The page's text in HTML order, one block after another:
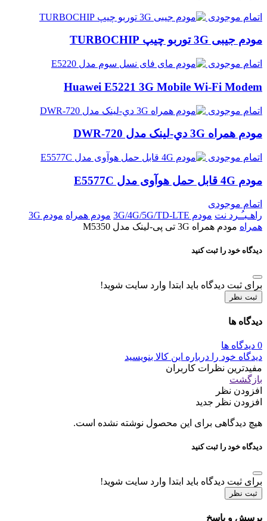
اتمام موجودی
مودم جیبی 3G توربو چیپ TURBOCHIP
اتمام موجودی
Huawei E5221 3G Mobile Wi-Fi Modem
اتمام موجودی
مودم همراه 3G دي-لينک مدل DWR-720
اتمام موجودی
مودم 4G قابل حمل هوآوی مدل E5577C
اتمام موجودی
راهـبـُـرد نت مودم 3G/4G/5G/TD-LTE مودم همراه
مودم 3G
همراه مودم همراه 3G تی پی-لینک مدل M5350
دیدگاه خود را ثبت کنید
برای ثبت دیدگاه باید ابتدا وارد سایت شوید!
ثبت نظر
دیدگاه ها
0 دیدگاه ها
دیدگاه خود را درباره این کالا بنویسید
مفیدترین نظرات کاربران
بازگشت
افزودن نظر
افزودن نظر جدید
هیچ دیدگاهی برای این محصول نوشته نشده است.
دیدگاه خود را ثبت کنید
برای ثبت دیدگاه باید ابتدا وارد سایت شوید!
ثبت نظر
پرسش و پاسخ